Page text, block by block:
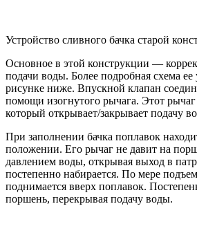
Устройство сливного бачка старой
Основное в этой конструкции —
подачи воды. Более подробная схема
рисунке ниже. Впускной клапан
помощи изогнутого рычага. Этот
который открывает/закрывает подачу
При заполнении бачка поплавок
положении. Его рычаг не давит на
давлением воды, открывая выход в
постепенно набирается. По мере
поднимается вверх поплавок.
поршень, перекрывая подачу воды.